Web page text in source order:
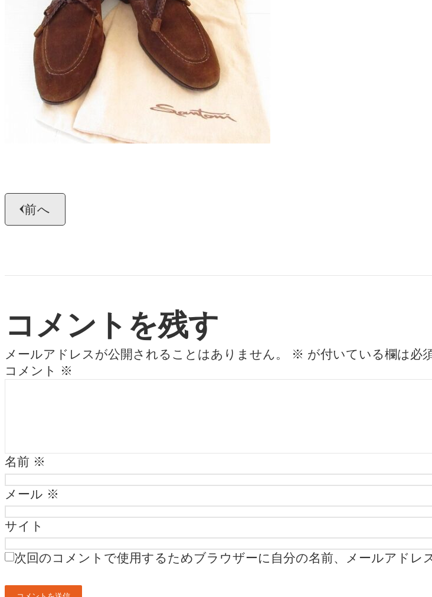
前へ
コメントを残す
メールアドレスが公開されることはありません。 ※ が付いている欄は必
コメント
※
名前 ※
メール ※
サイト
次回のコメントで使用するためブラウザーに自分の名前、メールアドレ